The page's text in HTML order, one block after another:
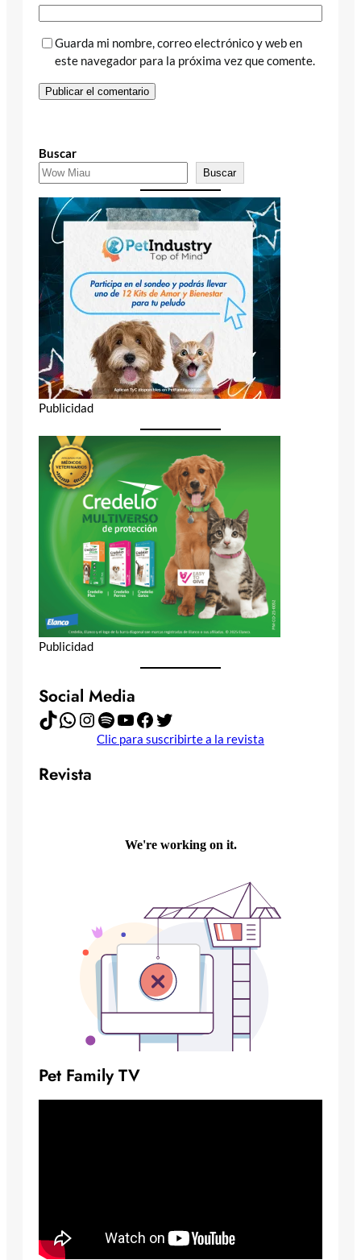
Guarda mi nombre, correo electrónico y web en
este navegador para la próxima vez que comente.
Buscar
Buscar
Publicidad
Publicidad
Social Media
TikTok WhatsApp Instagram Spotify YouTube Facebook Twitter
Clic para suscribirte a la revista
Revista
Pet Family TV